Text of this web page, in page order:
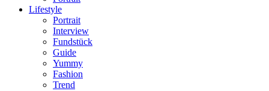
Lifestyle
Portrait
Interview
Fundstück
Guide
Yummy
Fashion
Trend